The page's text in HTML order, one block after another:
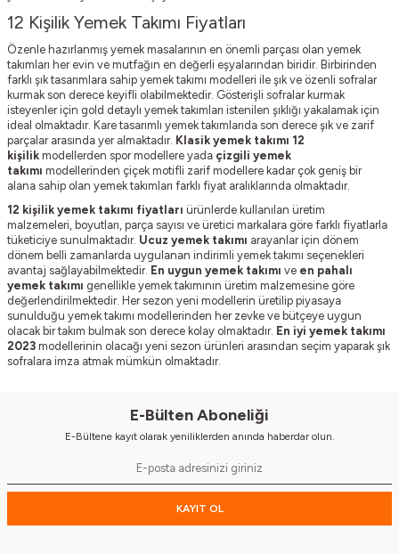
12 Kişilik Yemek Takımı Fiyatları
Özenle hazırlanmış yemek masalarının en önemli parçası olan yemek
takımları her evin ve mutfağın en değerli eşyalarından biridir. Birbirinden
farklı şık tasarımlara sahip yemek takımı modelleri ile şık ve özenli sofralar
kurmak son derece keyifli olabilmektedir. Gösterişli sofralar kurmak
isteyenler için gold detaylı yemek takımları istenilen şıklığı yakalamak için
ideal olmaktadır. Kare tasarımlı yemek takımlarıda son derece şık ve zarif
parçalar arasında yer almaktadır. Klasik yemek takımı 12
kişilik modellerden spor modellere yada çizgili yemek
takımı modellerinden çiçek motifli zarif modellere kadar çok geniş bir
alana sahip olan yemek takımları farklı fiyat aralıklarında olmaktadır.
12 kişilik yemek takımı fiyatları ürünlerde kullanılan üretim
malzemeleri, boyutları, parça sayısı ve üretici markalara göre farklı fiyatlarla
tüketiciye sunulmaktadır. Ucuz yemek takımı arayanlar için dönem
dönem belli zamanlarda uygulanan indirimli yemek takımı seçenekleri
avantaj sağlayabilmektedir. En uygun yemek takımı ve en pahalı
yemek takımı genellikle yemek takımının üretim malzemesine göre
değerlendirilmektedir. Her sezon yeni modellerin üretilip piyasaya
sunulduğu yemek takımı modellerinden her zevke ve bütçeye uygun
olacak bir takım bulmak son derece kolay olmaktadır. En iyi yemek takımı
2023 modellerinin olacağı yeni sezon ürünleri arasından seçim yaparak şık
sofralara imza atmak mümkün olmaktadır.
E-Bülten Aboneliği
E-Bültene kayıt olarak yeniliklerden anında haberdar olun.
KAYIT OL